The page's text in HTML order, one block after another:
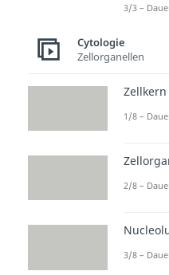
des
welcher
ist. Es
Wunde
3/3 –
Cytologie
Zellorganellen
Zellkern
1/8 –
2/8 –
3/8 –